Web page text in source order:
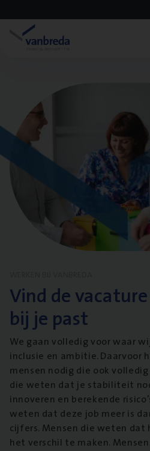
Vind de
bij je past
We gaan volledig voor waar
inclusie en ambitie. Daarvoor
mensen nodig die ook
die weten dat je stabiliteit
innoveren en berekende
weten dat deze job meer is
cijfers. Mensen die weten dat
het verschil te maken.